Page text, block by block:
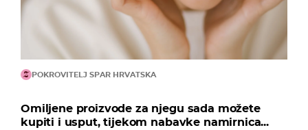
POKROVITELJ SPAR HRVATSKA
Omiljene proizvode za njegu sada možete
kupiti i usput, tijekom nabavke namirnica...